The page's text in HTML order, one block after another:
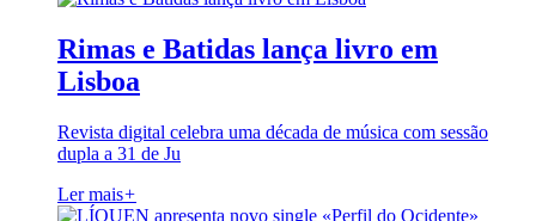
Rimas e Batidas lança livro em
Lisboa
Revista digital celebra uma década de música com sessão
dupla a 31 de Ju
Ler mais+